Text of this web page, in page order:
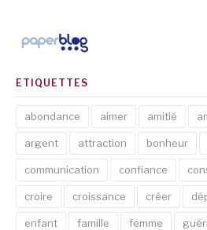
ETIQUETTES
abondance aimer amitié
argent attraction bonheur
communication confiance
croire croissance créer
enfant famille femme